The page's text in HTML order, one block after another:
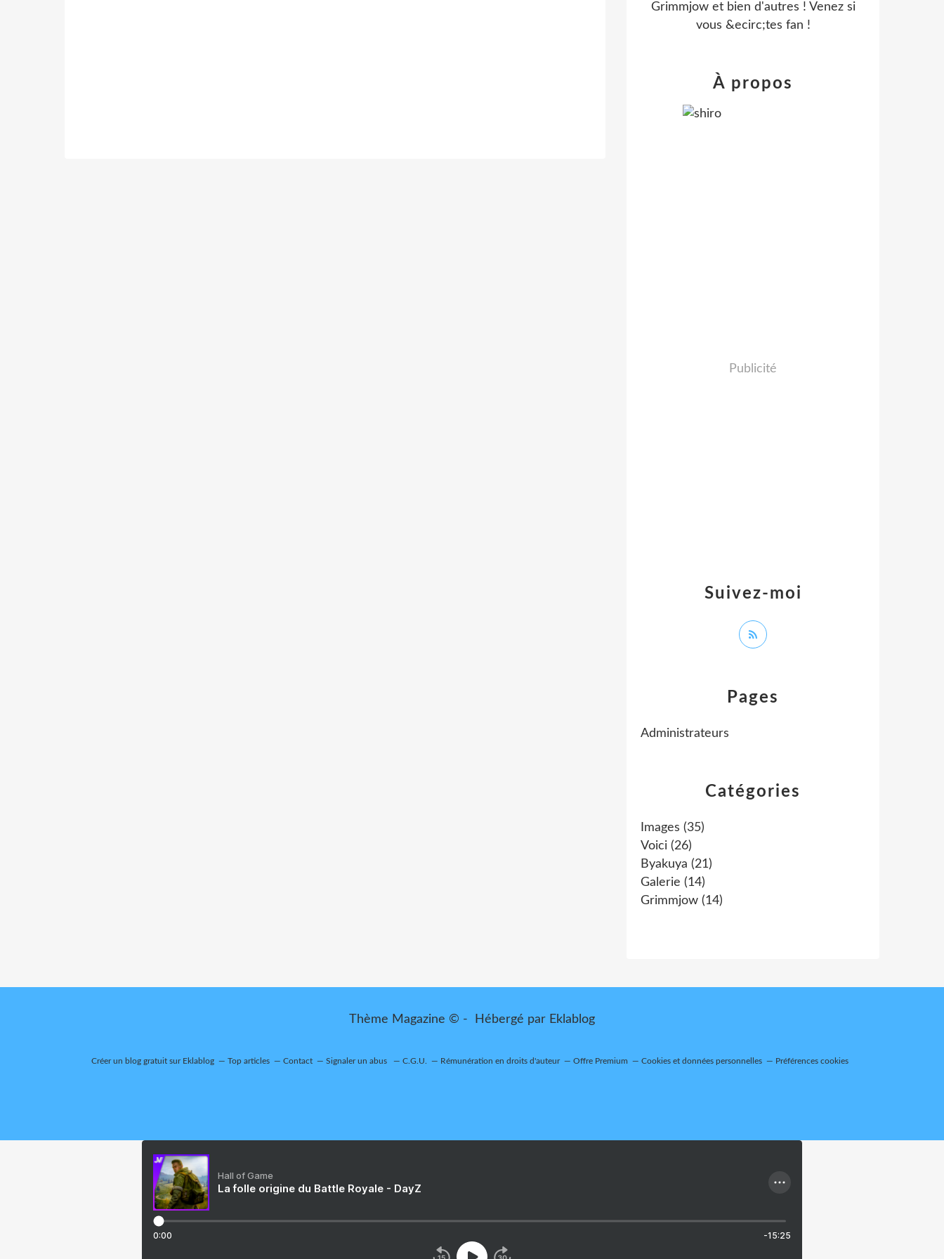
Catégories
Images (35)
Voici (26)
Byakuya (21)
Galerie (14)
Grimmjow (14)
Pages
Administrateurs
Grimmjow et bien d'autres ! Venez si
vous &ecirc;tes fan !
Suivez-moi
À propos
Publicité
Thème Magazine © - Hébergé par Eklablog
Créer un blog gratuit sur Eklablog Top articles Contact Signaler un abus C.G.U. Rémunération en droits d'auteur Offre Premium Cookies et données personnelles Préférences cookies
Hall of Game
La folle origine du Battle Royale - DayZ
0:00 -15:25